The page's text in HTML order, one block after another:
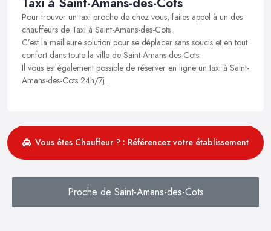
Pour trouver un taxi proche de chez vous, faites appel à un des
chauffeurs de Taxi à Saint-Amans-des-Cots .
C’est la meilleure solution pour se déplacer sans soucis et en tout
confort dans toute la ville de Saint-Amans-des-Cots.
Il vous est également possible de réserver en ligne un taxi à Saint-
Amans-des-Cots 24h/7j .
Vous êtes Chauffeur ? : Référencez votre établissement
Proche de Saint-Amans-des-Cots